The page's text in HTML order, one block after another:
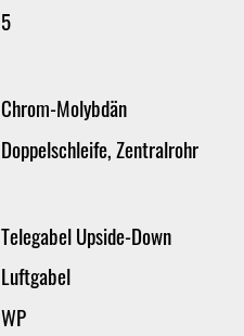
5
Chrom-Molybdän
Doppelschleife, Zentralrohr
Telegabel Upside-Down
Luftgabel
WP